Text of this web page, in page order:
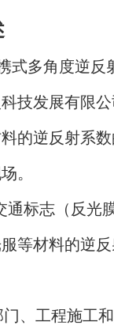
式多角度逆反
技发展有限
的逆反射系
。
通标志（反光
等材料的逆反
、工程施工